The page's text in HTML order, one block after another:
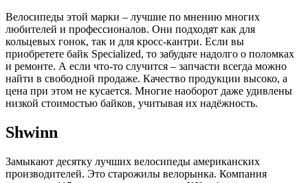
Велосипеды этой марки – лучшие по мнению многих
любителей и профессионалов. Они подходят как для
кольцевых гонок, так и для кросс-кантри. Если вы
приобретете байк Specialized, то забудьте надолго о поломках
и ремонте. А если что-то случится – запчасти всегда можно
найти в свободной продаже. Качество продукции высоко, а
цена при этом не кусается. Многие наоборот даже удивлены
низкой стоимостью байков, учитывая их надёжность.
Shwinn
Замыкают десятку лучших велосипеды американских
производителей. Это старожилы велорынка. Компания